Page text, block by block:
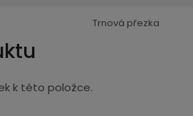
Trnová přezka
k této položce.